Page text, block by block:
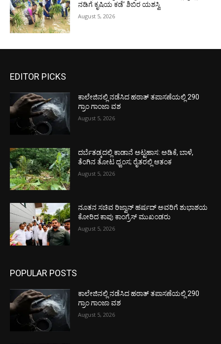
ನಡಿಗೆ ಕೃಷಿಯ ಕಡೆ’ ಶಿಬಿರ ಯಶಸ್ವಿ
August 5, 2026
EDITOR PICKS
ಕಾಲೇಜಿನಲ್ಲಿ ನಡೆಸಿದ ಹಠಾತ್ ತಪಾಸಣೆಯಲ್ಲಿ 290
ಗ್ರಾಂ ಗಾಂಜಾ ವಶ
August 5, 2026
ದರ್ಬೆತಡ್ಕದಲ್ಲಿ ಕಾಡಾನೆ ಅಟ್ಟಹಾಸ: ಅಡಿಕೆ, ಬಾಳೆ,
ತೆಂಗಿನ ತೋಟ ಧ್ವಂಸ; ರೈತರಲ್ಲಿ ಆತಂಕ
August 5, 2026
ನೂತನ ಸಚಿವ ರಿಜ್ವಾನ್ ಹರ್ಷದ್ ಅವರಿಗೆ ಶುಭಾಶಯ
ಕೋರಿದ ಕಾಪು ಕಾಂಗ್ರೆಸ್ ಮುಖಂಡರು
August 5, 2026
POPULAR POSTS
ಕಾಲೇಜಿನಲ್ಲಿ ನಡೆಸಿದ ಹಠಾತ್ ತಪಾಸಣೆಯಲ್ಲಿ 290
ಗ್ರಾಂ ಗಾಂಜಾ ವಶ
August 5, 2026